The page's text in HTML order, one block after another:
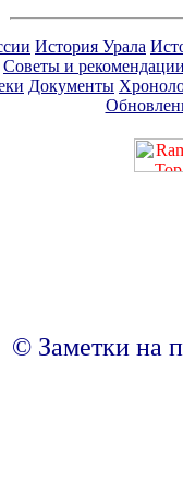
История Урала
Советы и
Документы
© Заметки на